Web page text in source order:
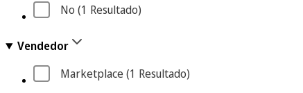
No (1 Resultado)
Vendedor
Marketplace (1 Resultado)